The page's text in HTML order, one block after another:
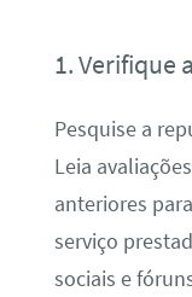
1. Verifique
Pesquise a
Leia
anteriores
serviço
sociais e